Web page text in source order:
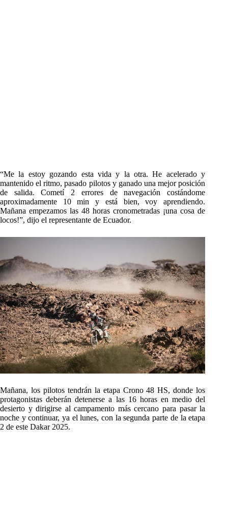
“Me la estoy gozando esta vida y la otra. He acelerado y
mantenido el ritmo, pasado pilotos y ganado una mejor posición
de salida. Cometí 2 errores de navegación costándome
aproximadamente 10 min y está bien, voy aprendiendo.
Mañana empezamos las 48 horas cronometradas ¡una cosa de
locos!”, dijo el representante de Ecuador.
Mañana, los pilotos tendrán la etapa Crono 48 HS, donde los
protagonistas deberán detenerse a las 16 horas en medio del
desierto y dirigirse al campamento más cercano para pasar la
noche y continuar, ya el lunes, con la segunda parte de la etapa
2 de este Dakar 2025.